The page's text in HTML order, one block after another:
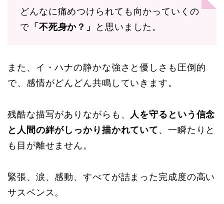
どんなに痛めつけられても向かっていくの
で「不死身か？」 と思いました。
また、イ・ハナの静かな強さと優しさも圧倒的
で、感情がどんどん共鳴していきます。
残酷な描写がありながらも、
人を守るという信念
と人間の絆がしっかり描かれていて 、一瞬たりと
も目が離せません。
緊張、涙、感動、すべてが詰まった完成度の高い
サスペンス。